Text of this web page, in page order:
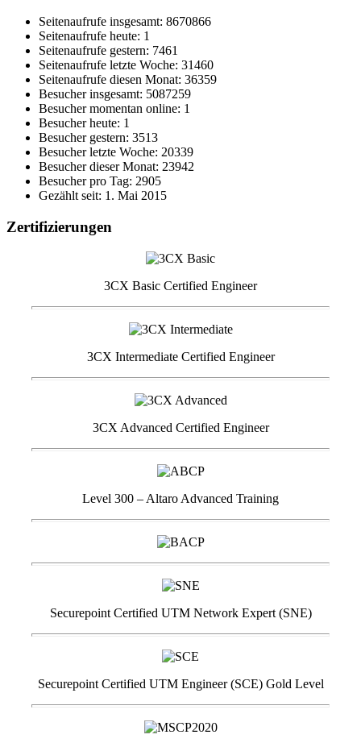
Seitenaufrufe insgesamt: 8670866
Seitenaufrufe heute: 1
Seitenaufrufe gestern: 7461
Seitenaufrufe letzte Woche: 31460
Seitenaufrufe diesen Monat: 36359
Besucher insgesamt: 5087259
Besucher momentan online: 1
Besucher heute: 1
Besucher gestern: 3513
Besucher letzte Woche: 20339
Besucher dieser Monat: 23942
Besucher pro Tag: 2905
Gezählt seit: 1. Mai 2015
Zertifizierungen
3CX Basic Certified Engineer
3CX Intermediate Certified Engineer
3CX Advanced Certified Engineer
Level 300 – Altaro Advanced Training
Securepoint Certified UTM Network Expert (SNE)
Securepoint Certified UTM Engineer (SCE) Gold Level